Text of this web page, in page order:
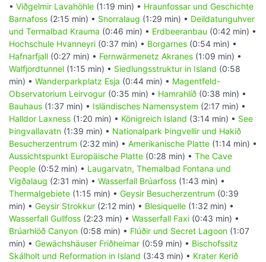
• Viðgelmir Lavahöhle (1:19 min) • Hraunfossar und Geschichte
Barnafoss (2:15 min) • Snorralaug (1:29 min) • Deildatunguhver
und Termalbad Krauma (0:46 min) • Erdbeeranbau (0:42 min) •
Hochschule Hvanneyri (0:37 min) • Borgarnes (0:54 min) •
Hafnarfjall (0:27 min) • Fernwärmenetz Akranes (1:09 min) •
Walfjordtunnel (1:15 min) • Siedlungsstruktur in Island (0:58
min) • Wanderparkplatz Esja (0:44 min) • Magentfeld-
Observatorium Leirvogur (0:35 min) • Hamrahlíð (0:38 min) •
Bauhaus (1:37 min) • Isländisches Namensystem (2:17 min) •
Halldor Laxness (1:20 min) • Königreich Island (3:14 min) • See
Þingvallavatn (1:39 min) • Nationalpark Þingvellir und Hakið
Besucherzentrum (2:32 min) • Amerikanische Platte (1:14 min) •
Aussichtspunkt Europäische Platte (0:28 min) • The Cave
People (0:52 min) • Laugarvatn, Themalbad Fontana und
Vígðalaug (2:31 min) • Wasserfall Brúarfoss (1:43 min) •
Thermalgebiete (1:15 min) • Geysir Besucherzentrum (0:39
min) • Geysir Strokkur (2:12 min) • Blesiquelle (1:32 min) •
Wasserfall Gullfoss (2:23 min) • Wasserfall Faxi (0:43 min) •
Brúarhlöð Canyon (0:58 min) • Flúðir und Secret Lagoon (1:07
min) • Gewächshäuser Friðheimar (0:59 min) • Bischofssitz
Skálholt und Reformation in Island (3:43 min) • Krater Kerið